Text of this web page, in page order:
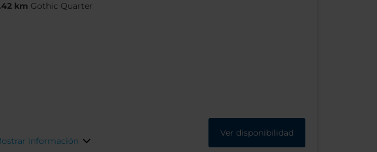
km Gothic Quarter
información
Ver disponibilidad